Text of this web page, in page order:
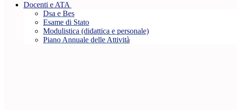
Docenti e ATA
Dsa e Bes
Esame di Stato
Modulistica (didattica e personale)
Piano Annuale delle Attività